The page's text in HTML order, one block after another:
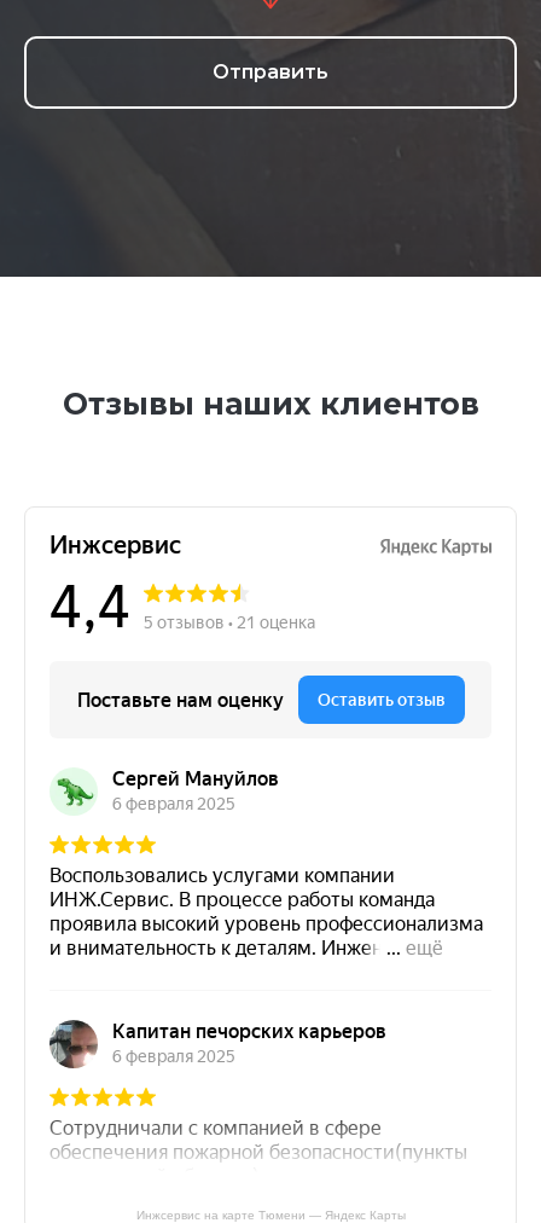
Отправить
Отзывы наших клиентов
Инжсервис на карте Тюмени — Яндекс Карты